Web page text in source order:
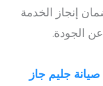
إنجاز الخدمة
الجودة.
جليم جاز